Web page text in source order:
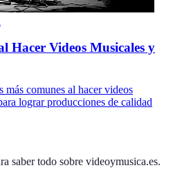
Hacer Videos Musicales y
más comunes al hacer videos
lograr producciones de calidad
saber todo sobre videoymusica.es.